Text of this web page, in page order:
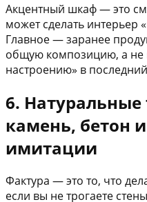
Акцентный шкаф — это
может сделать
Главное — заранее
общую композицию, а не
настроению» в
6. Натуральные
камень, бетон
имитации
Фактура — это то, что
если вы не трогаете